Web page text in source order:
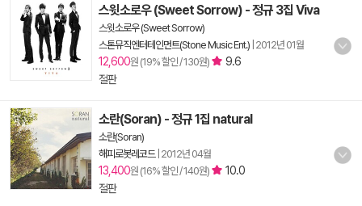
스윗소로우 (Sweet Sorrow) - 정규 3집 Viva
스윗소로우 (Sweet Sorrow)
스톤뮤직엔터테인먼트(Stone Music Ent.) 2012년 01월
12,600원 (19% 할인 / 130원)
9.6
절판
소란(Soran) - 정규 1집 natural
소란(Soran)
해피로봇레코드| 2012년 04월
13,400원 (16% 할인 / 140원)
10.0
절판